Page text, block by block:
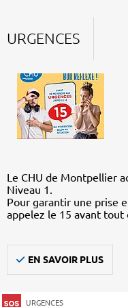
URGENCES
Le CHU de Montpellier
Niveau 1.
Pour garantir une prise
appelez le 15 avant tout
EN SAVOIR PLUS
URGENCES